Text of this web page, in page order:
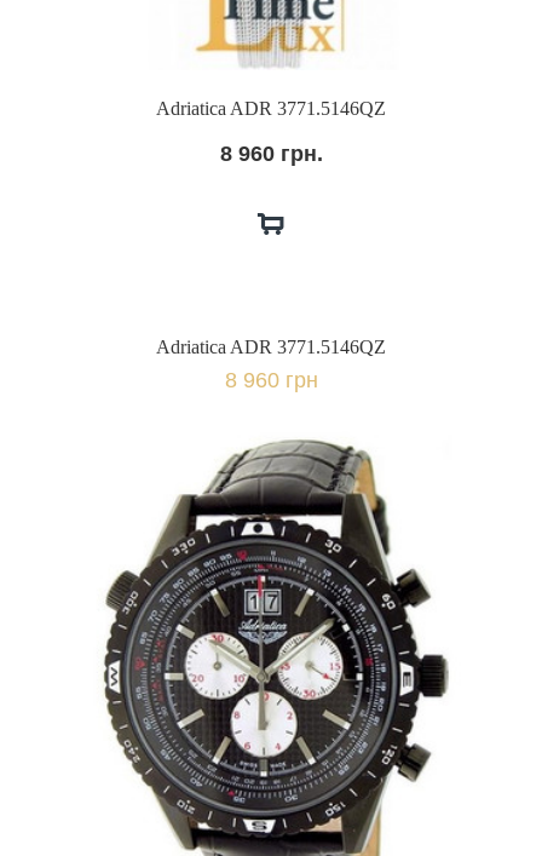
Adriatica ADR 3771.5146QZ
8 960 грн.
Adriatica ADR 3771.5146QZ
8 960 грн